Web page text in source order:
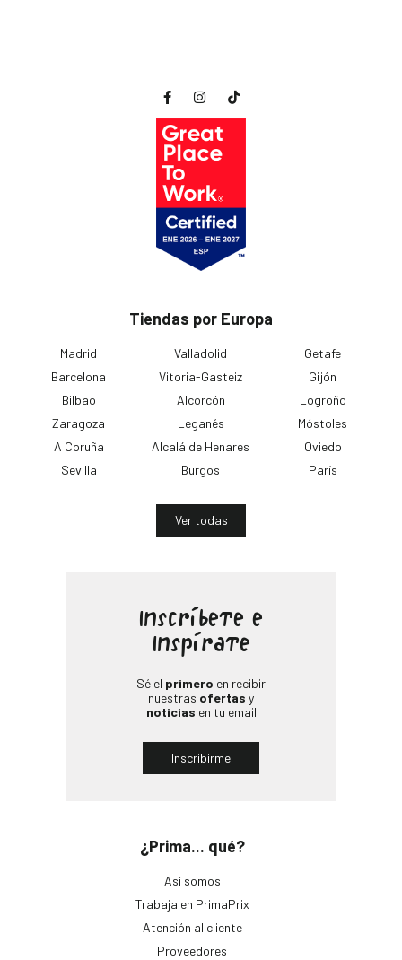
Tiendas por Europa
Madrid
Barcelona
Bilbao
Zaragoza
A Coruña
Sevilla
Valladolid
Vitoria-Gasteiz
Alcorcón
Leganés
Alcalá de Henares
Burgos
Getafe
Gijón
Logroño
Móstoles
Oviedo
París
Ver todas
¿Prima... qué?
Así somos
Trabaja en PrimaPrix
Atención al cliente
Proveedores
Inscríbete e
Inspírate
Sé el primero en recibir
nuestras ofertas y
noticias en tu email
Inscribirme